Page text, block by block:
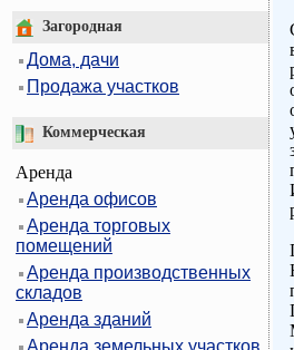
Загородная
Дома, дачи
Продажа участков
Коммерческая
Аренда
Аренда офисов
Аренда торговых
помещений
Аренда производственных
складов
Аренда зданий
Аренда земельных участков